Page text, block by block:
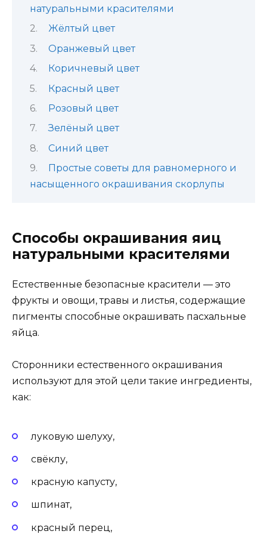
натуральными красителями
Жёлтый цвет
Оранжевый цвет
Коричневый цвет
Красный цвет
Розовый цвет
Зелёный цвет
Синий цвет
Простые советы для равномерного и
насыщенного окрашивания скорлупы
Способы окрашивания яиц
натуральными красителями
Естественные безопасные красители — это
фрукты и овощи, травы и листья, содержащие
пигменты способные окрашивать пасхальные
яйца.
Сторонники естественного окрашивания
используют для этой цели такие ингредиенты,
как:
луковую шелуху,
свёклу,
красную капусту,
шпинат,
красный перец,